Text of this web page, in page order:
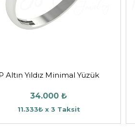
Altın Yıldız Minimal Yüzük
34.000 ₺
11.333₺ x 3 Taksit